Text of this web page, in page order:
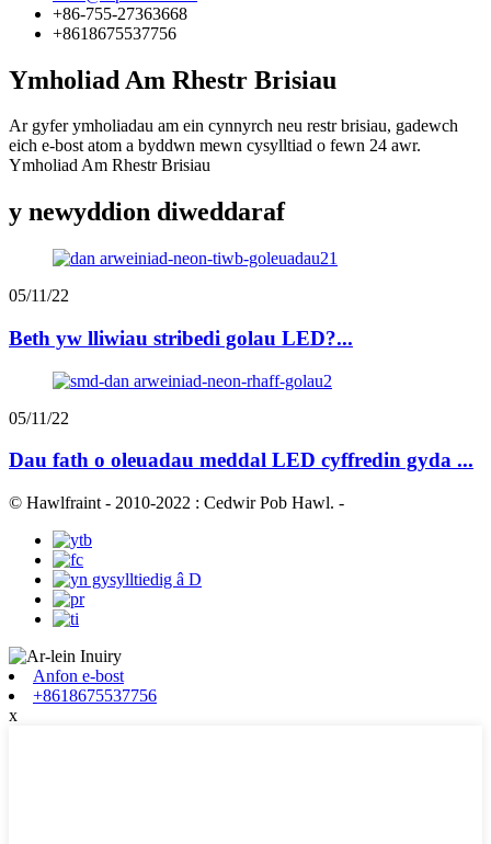
+86-755-27363668
+8618675537756
Ymholiad Am Rhestr Brisiau
Ar gyfer ymholiadau am ein cynnyrch neu restr brisiau, gadewch
eich e-bost atom a byddwn mewn cysylltiad o fewn 24 awr.
Ymholiad Am Rhestr Brisiau
y newyddion diweddaraf
05/11/22
Beth yw lliwiau stribedi golau LED?...
05/11/22
Dau fath o oleuadau meddal LED cyffredin gyda ...
© Hawlfraint - 2010-2022 : Cedwir Pob Hawl. -
Anfon e-bost
+8618675537756
x